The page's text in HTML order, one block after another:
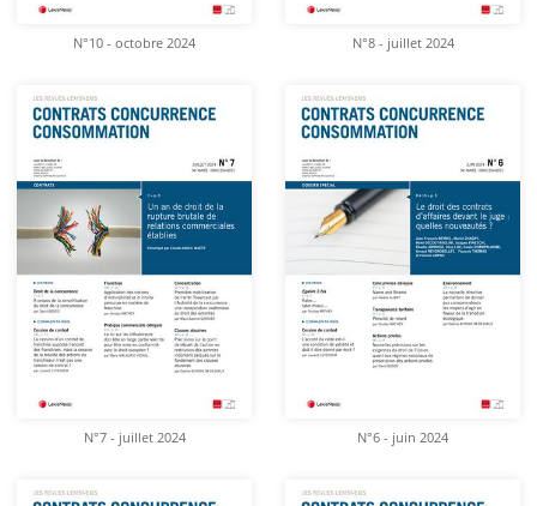
N°10 - octobre 2024 N°8 - juillet 2024
N°7 - juillet 2024 N°6 - juin 2024